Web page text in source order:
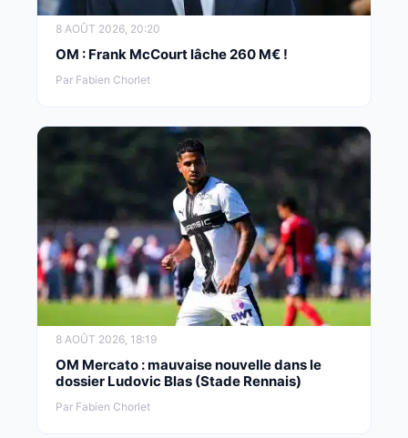
8 AOÛT 2026, 20:20
OM : Frank McCourt lâche 260 M€ !
Par Fabien Chorlet
8 AOÛT 2026, 18:19
OM Mercato : mauvaise nouvelle dans le
dossier Ludovic Blas (Stade Rennais)
Par Fabien Chorlet